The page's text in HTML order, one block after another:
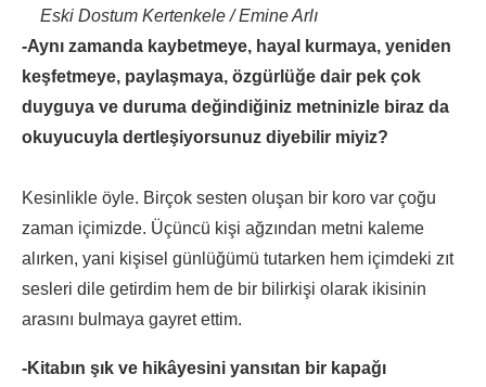
Eski Dostum Kertenkele / Emine Arlı
-Aynı zamanda kaybetmeye, hayal kurmaya, yeniden
keşfetmeye, paylaşmaya, özgürlüğe dair pek çok
duyguya ve duruma değindiğiniz metninizle biraz da
okuyucuyla dertleşiyorsunuz diyebilir miyiz?
Kesinlikle öyle. Birçok sesten oluşan bir koro var çoğu
zaman içimizde. Üçüncü kişi ağzından metni kaleme
alırken, yani kişisel günlüğümü tutarken hem içimdeki zıt
sesleri dile getirdim hem de bir bilirkişi olarak ikisinin
arasını bulmaya gayret ettim.
-Kitabın şık ve hikâyesini yansıtan bir kapağı